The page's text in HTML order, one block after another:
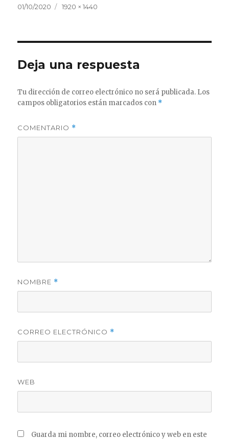
Publicado
01/10/2020
Tamaño
1920 × 1440
Deja una respuesta
Tu dirección de correo electrónico no será publicada. Los
campos obligatorios están marcados con *
COMENTARIO *
NOMBRE *
CORREO ELECTRÓNICO *
WEB
Guarda mi nombre, correo electrónico y web en este